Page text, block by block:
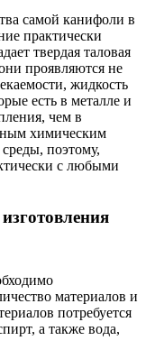
самой канифоли в
практически
твердая таловая
проявляются не
жидкость
есть в металле и
чем в
химическим
среды, поэтому,
с любыми
материалов и
потребуется
а также вода,